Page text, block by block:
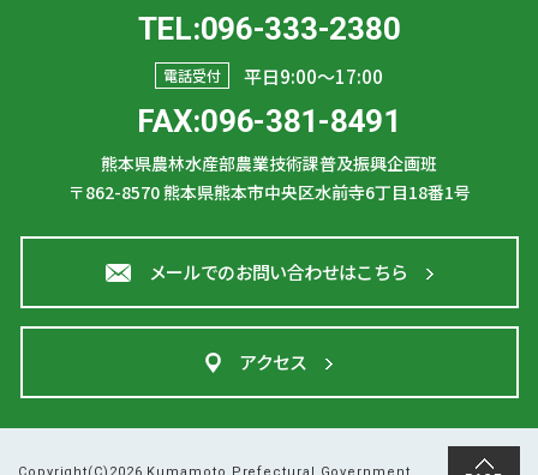
TEL:096-333-2380
電話受付 平日9:00〜17:00
FAX:096-381-8491
熊本県農林水産部農業技術課普及振興企画班
〒862-8570熊本県熊本市中央区水前寺6丁目18番1号
メールでのお問い合わせはこちら
アクセス